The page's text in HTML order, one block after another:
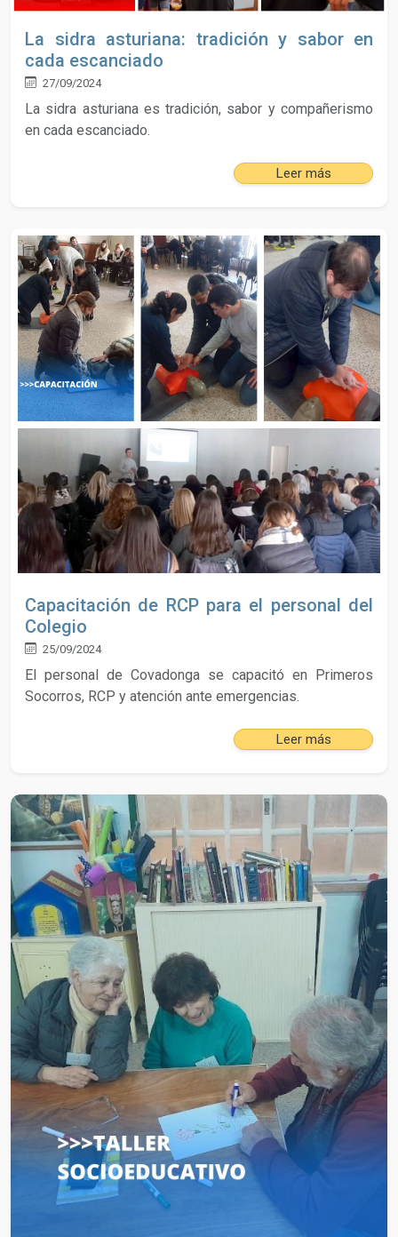
La sidra asturiana: tradición y sabor en
cada escanciado
27/09/2024
La sidra asturiana es tradición, sabor y compañerismo
en cada escanciado.
Leer más
Capacitación de RCP para el personal del
Colegio
25/09/2024
El personal de Covadonga se capacitó en Primeros
Socorros, RCP y atención ante emergencias.
Leer más